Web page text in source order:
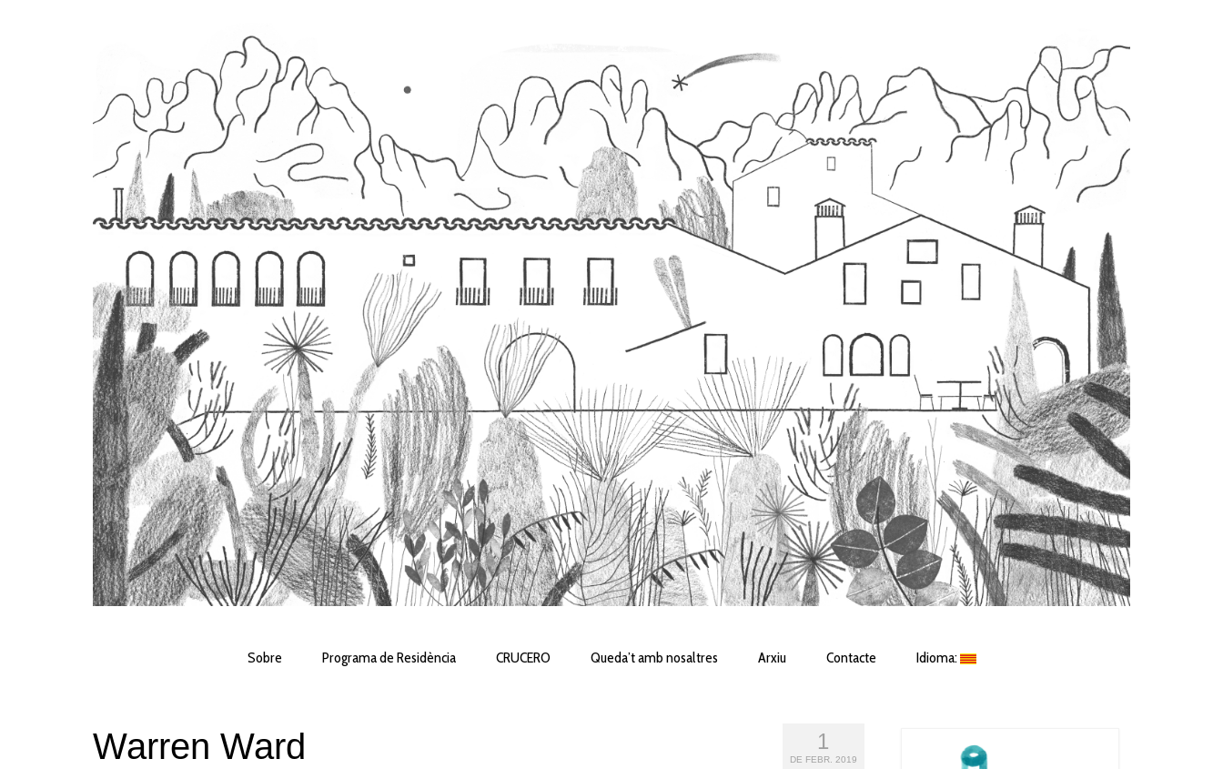
Sobre Programa de Residència CRUCERO Queda’t amb nosaltres Arxiu Contacte Idioma:
1
DE FEBR. 2019
Warren Ward